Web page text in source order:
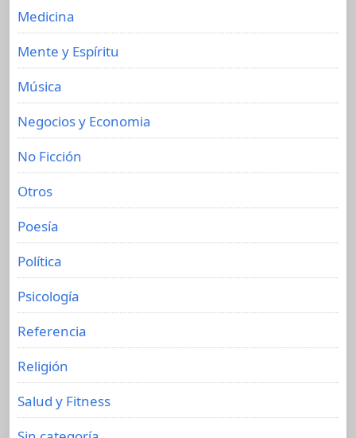
Medicina
Mente y Espíritu
Música
Negocios y Economia
No Ficción
Otros
Poesía
Política
Psicología
Referencia
Religión
Salud y Fitness